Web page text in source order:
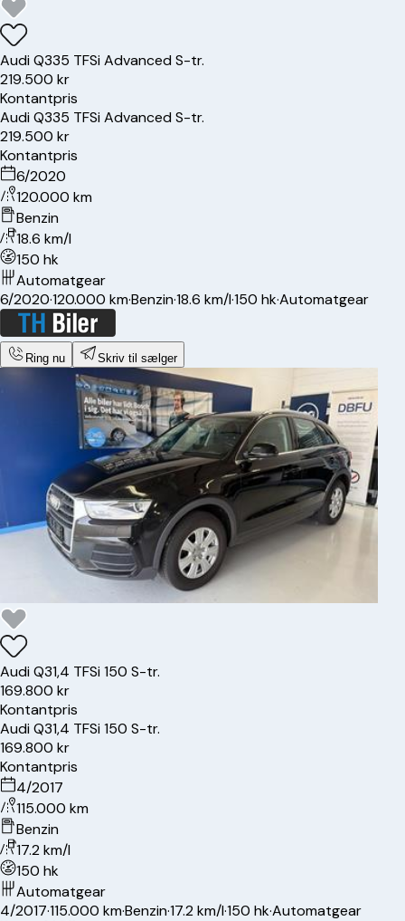
AudiQ335 TFSi Advanced S-tr.
219.500 kr
Kontantpris
AudiQ335 TFSi Advanced S-tr.
219.500 kr
Kontantpris
6/2020
120.000 km
Benzin
18.6 km/l
150 hk
Automatgear
6/2020·120.000 km·Benzin·18.6 km/l·150 hk·Automatgear
Ring nu Skriv til sælger
AudiQ31,4 TFSi 150 S-tr.
169.800 kr
Kontantpris
AudiQ31,4 TFSi 150 S-tr.
169.800 kr
Kontantpris
4/2017
115.000 km
Benzin
17.2 km/l
150 hk
Automatgear
4/2017·115.000 km·Benzin·17.2 km/l·150 hk·Automatgear